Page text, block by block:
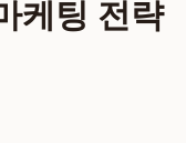
케팅 전략